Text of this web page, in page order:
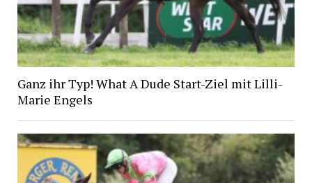
Ganz ihr Typ! What A Dude Start-Ziel mit Lilli-
Marie Engels